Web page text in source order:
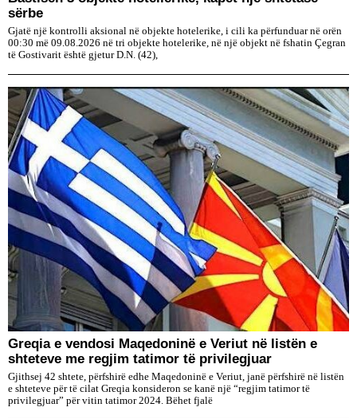
sërbe
Gjatë një kontrolli aksional në objekte hotelerike, i cili ka përfunduar në orën
00:30 më 09.08.2026 në tri objekte hotelerike, në një objekt në fshatin Çegran
të Gostivarit është gjetur D.N. (42),
Greqia e vendosi Maqedoninë e Veriut në listën e
shteteve me regjim tatimor të privilegjuar
Gjithsej 42 shtete, përfshirë edhe Maqedoninë e Veriut, janë përfshirë në listën
e shteteve për të cilat Greqia konsideron se kanë një “regjim tatimor të
privilegjuar” për vitin tatimor 2024. Bëhet fjalë